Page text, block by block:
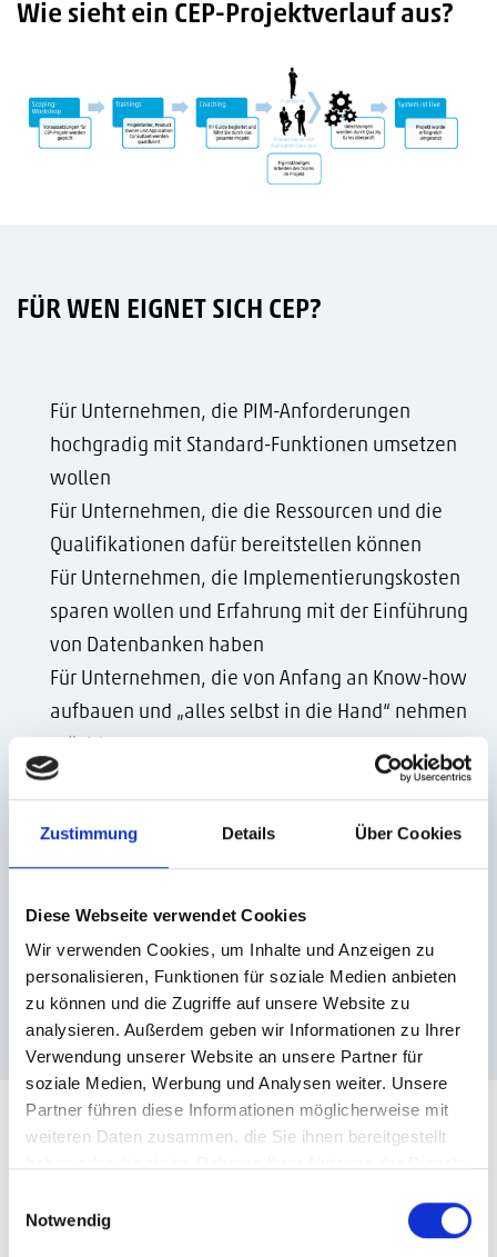
Zustimmung Details Über Cookies
Diese Webseite verwendet Cookies
Wir verwenden Cookies, um Inhalte und Anzeigen zu
personalisieren, Funktionen für soziale Medien anbieten
zu können und die Zugriffe auf unsere Website zu
analysieren. Außerdem geben wir Informationen zu Ihrer
Verwendung unserer Website an unsere Partner für
soziale Medien, Werbung und Analysen weiter. Unsere
Partner führen diese Informationen möglicherweise mit
weiteren Daten zusammen, die Sie ihnen bereitgestellt
Notwendig
Wie sieht ein CEP-Projektverlauf aus?
FÜR WEN EIGNET SICH CEP?
Für Unternehmen, die PIM-Anforderungen
hochgradig mit Standard-Funktionen umsetzen
wollen
Für Unternehmen, die die Ressourcen und die
Qualifikationen dafür bereitstellen können
Für Unternehmen, die Implementierungskosten
sparen wollen und Erfahrung mit der Einführung
von Datenbanken haben
Für Unternehmen, die von Anfang an Know-how
aufbauen und „alles selbst in die Hand“ nehmen
Ihre Vorteile mit CEP
Schnelle Softwareeinführung im Standard.
Geringeres Budget für Beratung und